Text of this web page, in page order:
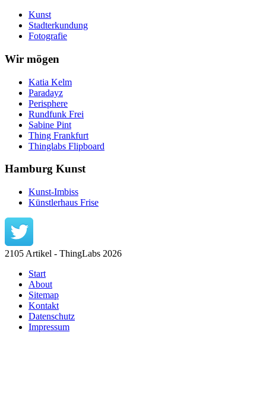
Kunst
Stadterkundung
Fotografie
Wir mögen
Katia Kelm
Paradayz
Perisphere
Rundfunk Frei
Sabine Pint
Thing Frankfurt
Thinglabs Flipboard
Hamburg Kunst
Kunst-Imbiss
Künstlerhaus Frise
2105 Artikel - ThingLabs 2026
Start
About
Sitemap
Kontakt
Datenschutz
Impressum